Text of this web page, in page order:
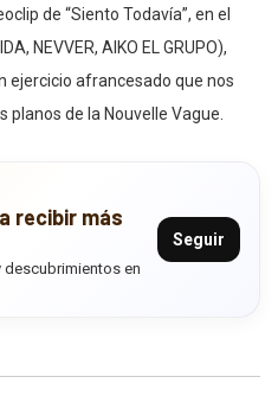
de “Siento Todavía”, en el
NEVVER, AIKO EL GRUPO),
ejercicio afrancesado que nos
de la Nouvelle Vague.
recibir más
descubrimientos en
Seguir